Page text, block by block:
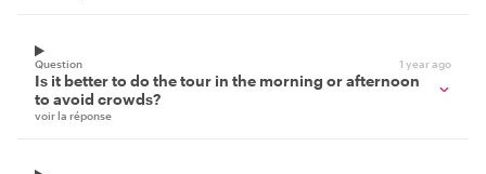
Question 1 year ago
Is it better to do the tour in the morning or afternoon
to avoid crowds?
voir la réponse